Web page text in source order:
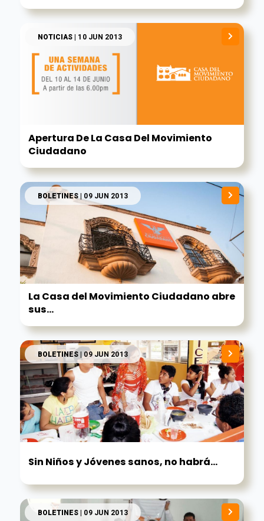
NOTICIAS| 10 JUN 2013
Apertura De La Casa Del Movimiento
Ciudadano
BOLETINES| 09 JUN 2013
La Casa del Movimiento Ciudadano abre
sus...
BOLETINES| 09 JUN 2013
Sin Niños y Jóvenes sanos, no habrá...
BOLETINES| 09 JUN 2013